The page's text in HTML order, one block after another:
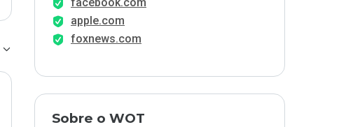
apple.com
foxnews.com
Sobre o WOT